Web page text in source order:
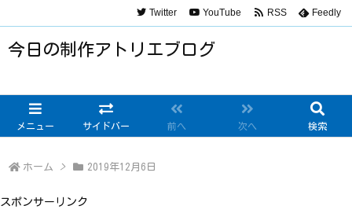
今日の制作アトリエブログ
メニュー サイドバー 前へ 次へ 検索
Twitter YouTube RSS Feedly
ホーム > 2019年12月6日
スポンサーリンク